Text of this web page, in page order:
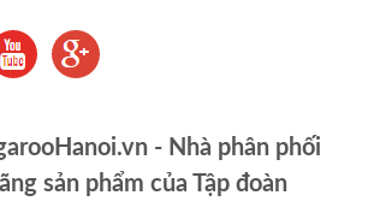
- Nhà phân phối
sản phẩm của Tập đoàn